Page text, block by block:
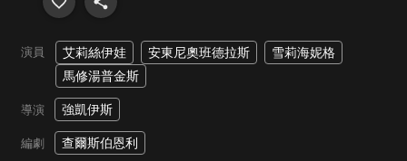
演員 艾莉絲伊娃 安東尼奧班德拉斯
雪莉海妮格
馬修湯普金斯
導演 強凱伊斯
編劇 查爾斯伯恩利